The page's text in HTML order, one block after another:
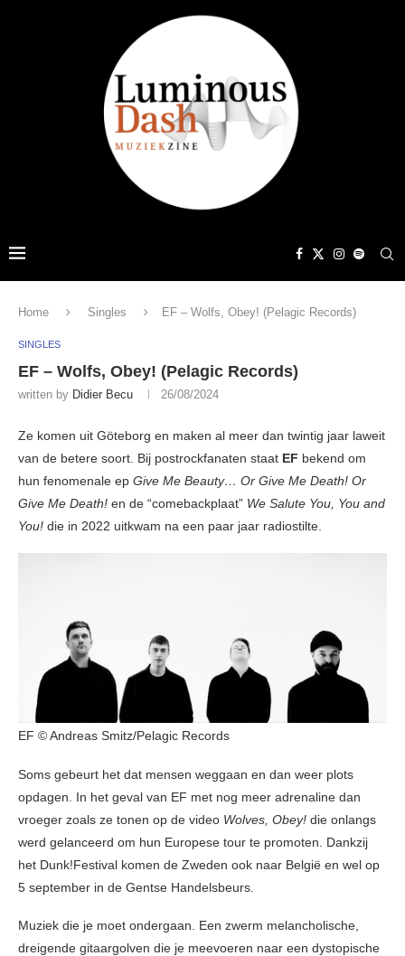
Home Singles EF – Wolfs, Obey! (Pelagic Records)
SINGLES
EF – Wolfs, Obey! (Pelagic Records)
written by Didier Becu 26/08/2024
Ze komen uit Göteborg en maken al meer dan twintig jaar laweit
van de betere soort. Bij postrockfanaten staat EF bekend om
hun fenomenale ep Give Me Beauty… Or Give Me Death! Or
Give Me Death! en de “comebackplaat” We Salute You, You and
You! die in 2022 uitkwam na een paar jaar radiostilte.
EF © Andreas Smitz/Pelagic Records
Soms gebeurt het dat mensen weggaan en dan weer plots
opdagen. In het geval van EF met nog meer adrenaline dan
vroeger zoals ze tonen op de video Wolves, Obey! die onlangs
werd gelanceerd om hun Europese tour te promoten. Dankzij
het Dunk!Festival komen de Zweden ook naar België en wel op
5 september in de Gentse Handelsbeurs.
Muziek die je moet ondergaan. Een zwerm melancholische,
dreigende gitaargolven die je meevoeren naar een dystopische